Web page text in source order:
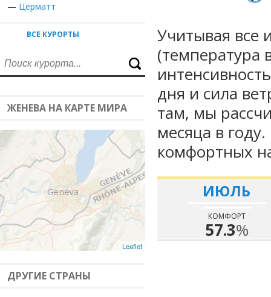
— Церматт
ВСЕ КУРОРТЫ
ЖЕНЕВА НА КАРТЕ МИРА
Leaflet
ДРУГИЕ СТРАНЫ
Учитывая все
(температура
дня и сила
там, мы
месяца в
комфортных
ИЮЛЬ
КОМФОРТ
57.3%